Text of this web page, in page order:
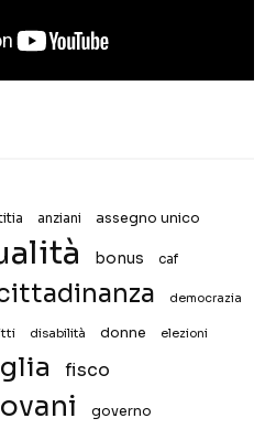
anziani assegno unico
bonus caf
democrazia
disabilità donne elezioni
fisco
governo